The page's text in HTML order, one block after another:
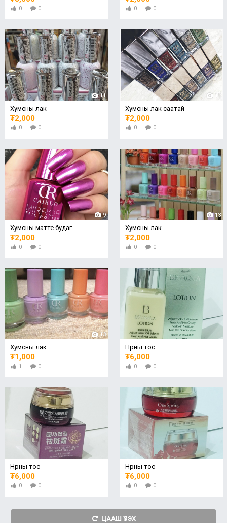
0 0 0 0
11
Хумсны лак
₮2,000
0 0
15
Хумсны лак саатай
₮2,000
0 0
9
Хумсны матте будаг
₮2,000
0 0
13
Хумсны лак
₮2,000
0 0
13
Хумсны лак
₮1,000
1 0
Нүүрны тос
₮6,000
0 0
Нүүрны тос
₮6,000
0 0
Нүүрны тос
₮6,000
0 0
ЦААШ ҮЗЭХ